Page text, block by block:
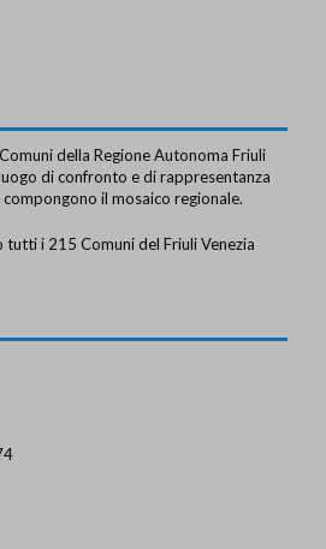
della Regione Autonoma Friuli
di confronto e di rappresentanza
il mosaico regionale.
tutti i 215 Comuni del Friuli Venezia